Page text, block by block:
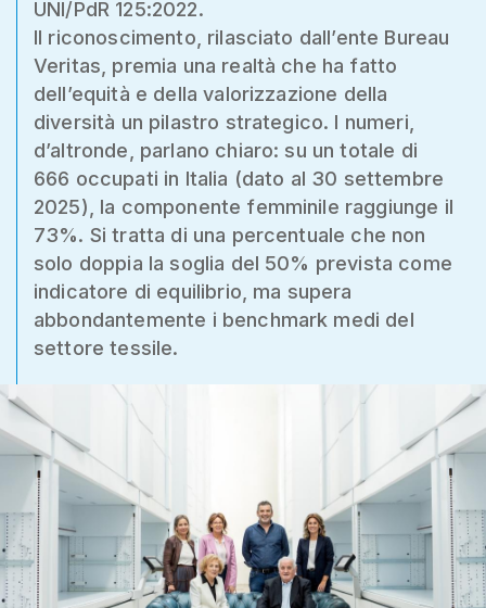
UNI/PdR 125:2022.
Il riconoscimento, rilasciato dall’ente Bureau
Veritas, premia una realtà che ha fatto
dell’equità e della valorizzazione della
diversità un pilastro strategico. I numeri,
d’altronde, parlano chiaro: su un totale di
666 occupati in Italia (dato al 30 settembre
2025), la componente femminile raggiunge il
73%. Si tratta di una percentuale che non
solo doppia la soglia del 50% prevista come
indicatore di equilibrio, ma supera
abbondantemente i benchmark medi del
settore tessile.